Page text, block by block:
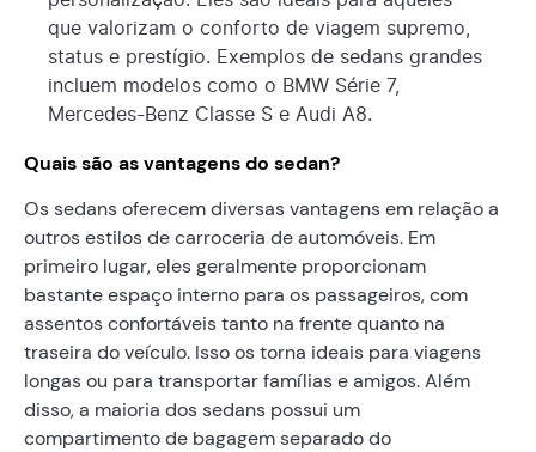
que valorizam o conforto de viagem supremo,
status e prestígio. Exemplos de sedans grandes
incluem modelos como o BMW Série 7,
Mercedes-Benz Classe S e Audi A8.
Quais são as vantagens do sedan?
Os sedans oferecem diversas vantagens em relação a
outros estilos de carroceria de automóveis. Em
primeiro lugar, eles geralmente proporcionam
bastante espaço interno para os passageiros, com
assentos confortáveis tanto na frente quanto na
traseira do veículo. Isso os torna ideais para viagens
longas ou para transportar famílias e amigos. Além
disso, a maioria dos sedans possui um
compartimento de bagagem separado do